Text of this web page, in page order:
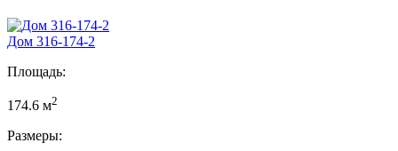
Дом 316-174-2
Площадь:
174.6 м2
Размеры: